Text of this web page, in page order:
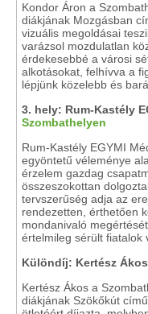
Kondor Áron a
diákjának Mozgásban
vizuális megoldásai
varázsol mozdulatlan
érdekesebbé a városi
alkotásokat, felhívva a
lépjünk közelebb és
3. hely: Rum-Kastély
Szombathelyen
Rum-Kastély EGYMI
egyöntetű véleménye
érzelem gazdag
összeszokottan
tervszerűség adja az
rendezetten, érthetően
mondanivaló
értelmileg sérült fiatalok
Különdíj: Kertész
Kertész Ákos a
diákjának Szökőkút